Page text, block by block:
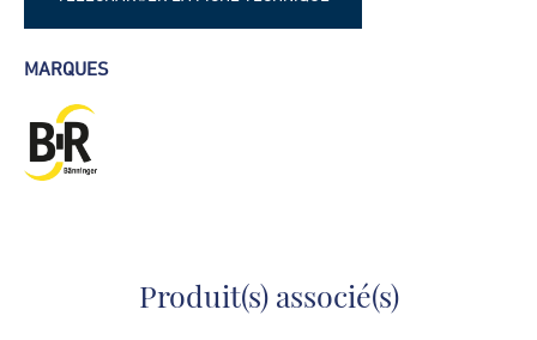
MARQUES
Produit(s) associé(s)